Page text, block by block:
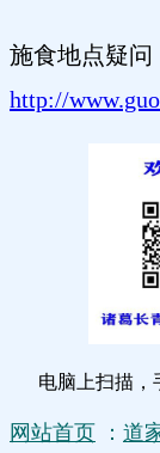
施食地点疑问
http://
电脑上扫描，
网站首页 ： 道